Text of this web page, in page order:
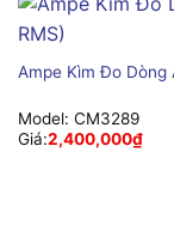
Ampe Kìm Đo Dòng
Model: CM3289
Giá:2,400,000₫